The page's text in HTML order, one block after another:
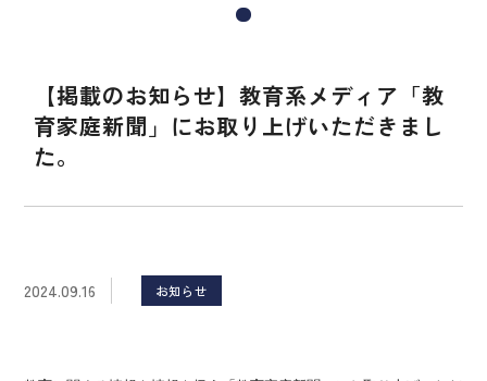
【掲載のお知らせ】教育系メディア「教
育家庭新聞」にお取り上げいただきまし
た。
2024.09.16 お知らせ